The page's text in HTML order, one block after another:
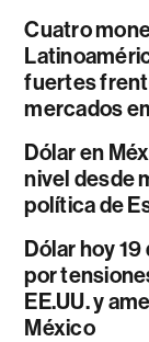
Cuatro
fuertes
mercados
Dólar en
nivel desde
política de
Dólar hoy
por
EE.UU. y
México